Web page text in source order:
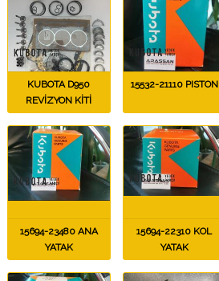
KUBOTA D950
REVİZYON KİTİ
15532-21110 PISTON
15694-23480 ANA
YATAK
15694-22310 KOL
YATAK